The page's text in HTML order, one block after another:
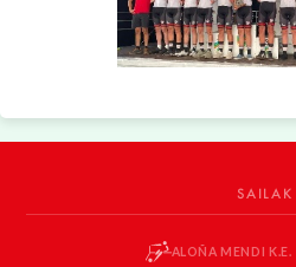
SAILAK
ALOÑA MENDI K.E.